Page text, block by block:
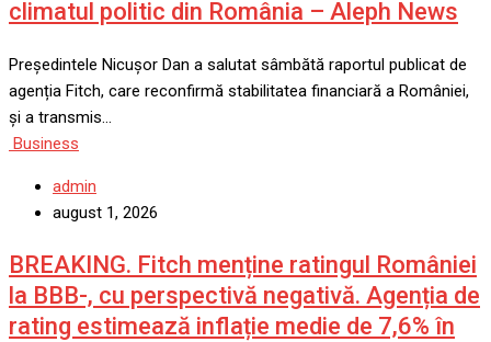
climatul politic din România – Aleph News
Președintele Nicușor Dan a salutat sâmbătă raportul publicat de
agenția Fitch, care reconfirmă stabilitatea financiară a României,
și a transmis…
Business
admin
august 1, 2026
BREAKING. Fitch menține ratingul României
la BBB-, cu perspectivă negativă. Agenția de
rating estimează inflație medie de 7,6% în